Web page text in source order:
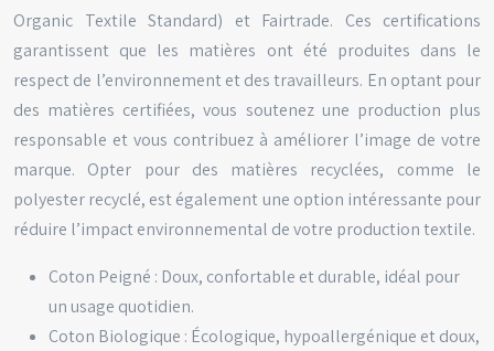
Organic Textile Standard) et Fairtrade. Ces certifications
garantissent que les matières ont été produites dans le
respect de l’environnement et des travailleurs. En optant pour
des matières certifiées, vous soutenez une production plus
responsable et vous contribuez à améliorer l’image de votre
marque. Opter pour des matières recyclées, comme le
polyester recyclé, est également une option intéressante pour
réduire l’impact environnemental de votre production textile.
Coton Peigné : Doux, confortable et durable, idéal pour
un usage quotidien.
Coton Biologique : Écologique, hypoallergénique et doux,